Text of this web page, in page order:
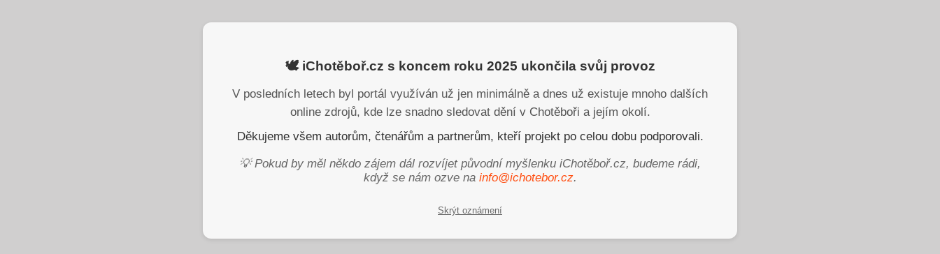
🕊️ iChotěboř.cz s koncem roku 2025 ukončila svůj provoz
V posledních letech byl portál využíván už jen minimálně a dnes už existuje mnoho dalších
online zdrojů, kde lze snadno sledovat dění v Chotěboři a jejím okolí.
Děkujeme všem autorům, čtenářům a partnerům, kteří projekt po celou dobu podporovali.
💡 Pokud by měl někdo zájem dál rozvíjet původní myšlenku iChotěboř.cz, budeme rádi,
když se nám ozve na info@ichotebor.cz.
Skrýt oznámení